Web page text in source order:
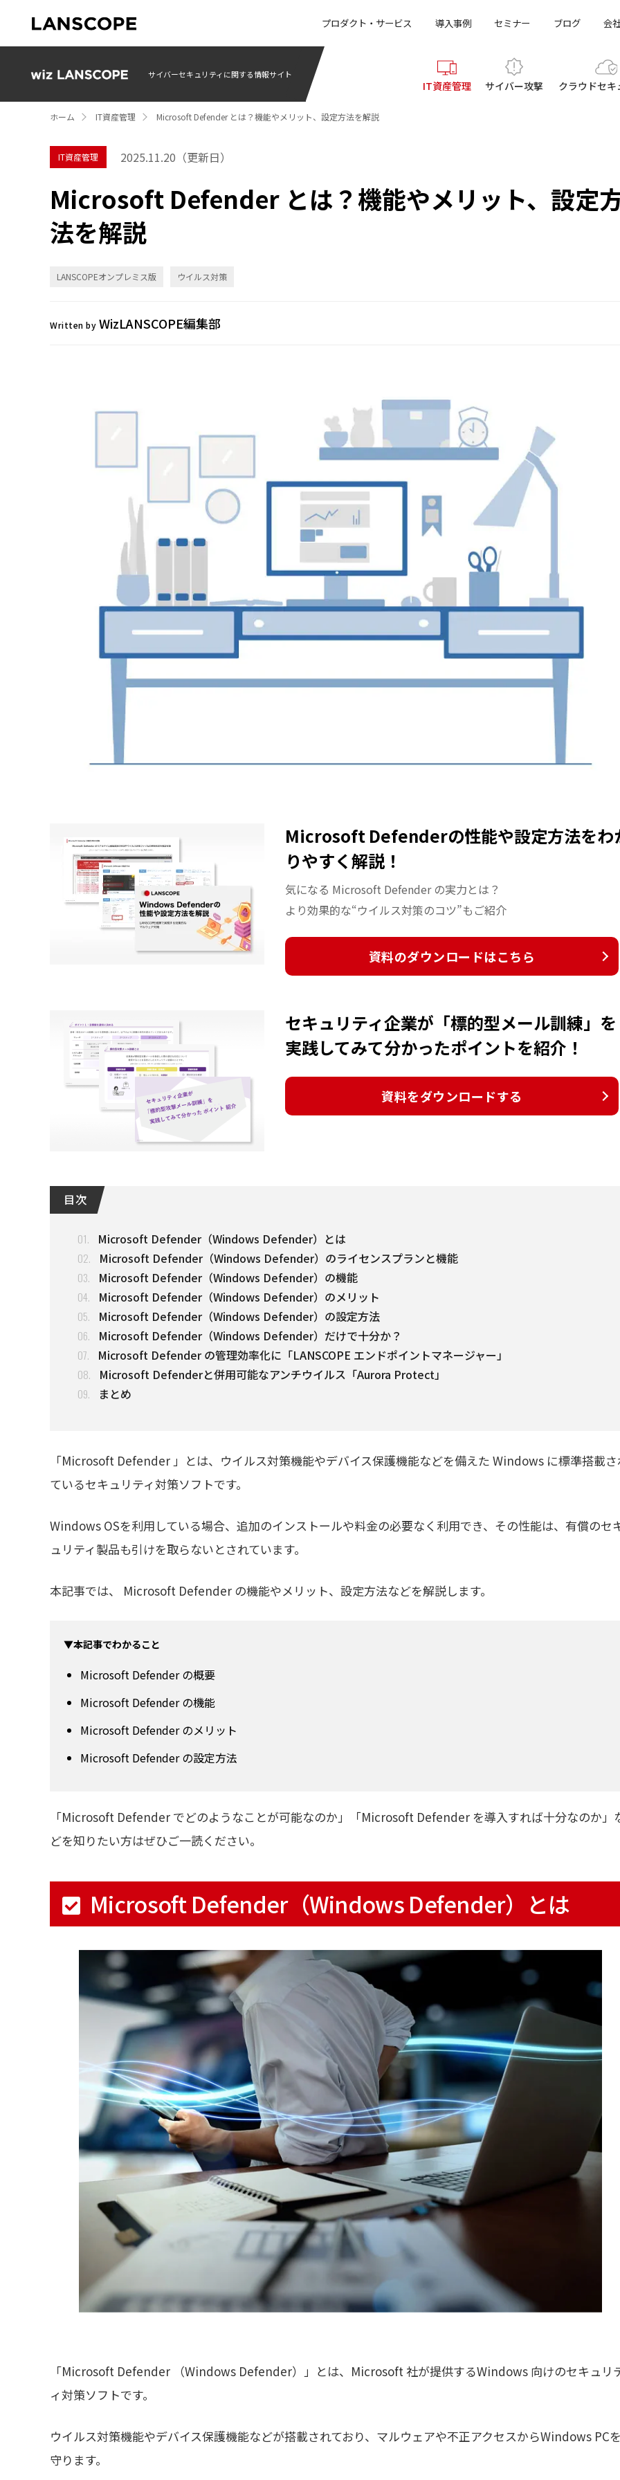
プロダクト・サービス 導入事例 セミナー ブログ 会
サイバーセキュリティに関する情報サイト
IT資産管理 サイバー攻撃 クラウドセキ
ホーム IT資産管理 Microsoft Defender とは？機能やメリット、設定方法を解説
IT資産管理 2025.11.20 （更新日）
Microsoft Defender とは？機能やメリット、設定
法を解説
LANSCOPEオンプレミス版 ウイルス対策
Written by WizLANSCOPE編集部
Microsoft Defenderの性能や設定方法をわ
りやすく解説！
気になる Microsoft Defender の実力とは？
より効果的な“ウイルス対策のコツ”もご紹介
資料のダウンロードはこちら
セキュリティ企業が「標的型メール訓練」を
実践してみて分かったポイントを紹介！
資料をダウンロードする
目 次
01. Microsoft Defender（Windows Defender）とは
02. Microsoft Defender（Windows Defender）のライセンスプランと機能
03. Microsoft Defender（Windows Defender）の機能
04. Microsoft Defender（Windows Defender）のメリット
05. Microsoft Defender（Windows Defender）の設定方法
06. Microsoft Defender（Windows Defender）だけで十分か？
07. Microsoft Defender の管理効率化に「LANSCOPE エンドポイントマネージャー」
08. Microsoft Defenderと併用可能なアンチウイルス「Aurora Protect」
09. まとめ
「Microsoft Defender 」とは、ウイルス対策機能やデバイス保護機能などを備えた Windows に標準搭載
ているセキュリティ対策ソフトです。
Windows OSを利用している場合、追加のインストールや料金の必要なく利用でき、その性能は、有償のセ
ュリティ製品も引けを取らないとされています。
本記事では、 Microsoft Defender の機能やメリット、設定方法などを解説します。
▼本記事でわかること
Microsoft Defender の概要
Microsoft Defender の機能
Microsoft Defender のメリット
Microsoft Defender の設定方法
「Microsoft Defender でどのようなことが可能なのか」「Microsoft Defender を導入すれば十分なのか」
どを知りたい方はぜひご一読ください。
Microsoft Defender（Windows Defender）とは
「Microsoft Defender （Windows Defender）」とは、Microsoft 社が提供するWindows 向けのセキュリ
ィ対策ソフトです。
ウイルス対策機能やデバイス保護機能などが搭載されており、マルウェアや不正アクセスからWindows PC
守ります。